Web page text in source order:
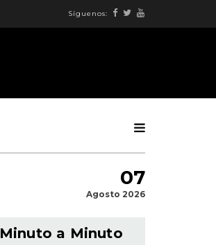
Síguenos:
07
Agosto 2026
Minuto a Minuto